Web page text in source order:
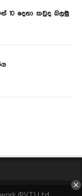
10 දෙනා කවුද බලමු